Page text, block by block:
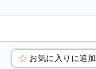
お気に入りに追加